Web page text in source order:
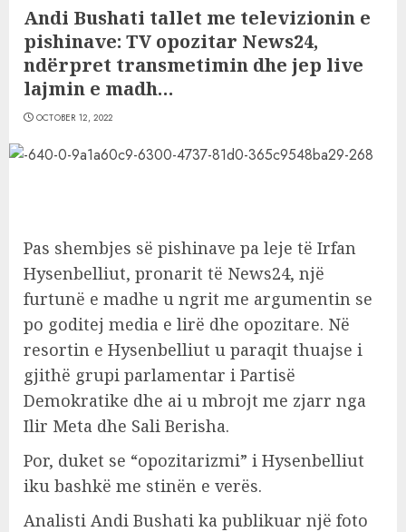
Andi Bushati tallet me televizionin e
pishinave: TV opozitar News24,
ndërpret transmetimin dhe jep live
lajmin e madh…
OCTOBER 12, 2022
Pas shembjes së pishinave pa leje të Irfan
Hysenbelliut, pronarit të News24, një
furtunë e madhe u ngrit me argumentin se
po goditej media e lirë dhe opozitare. Në
resortin e Hysenbelliut u paraqit thuajse i
gjithë grupi parlamentar i Partisë
Demokratike dhe ai u mbrojt me zjarr nga
Ilir Meta dhe Sali Berisha.
Por, duket se “opozitarizmi” i Hysenbelliut
iku bashkë me stinën e verës.
Analisti Andi Bushati ka publikuar një foto